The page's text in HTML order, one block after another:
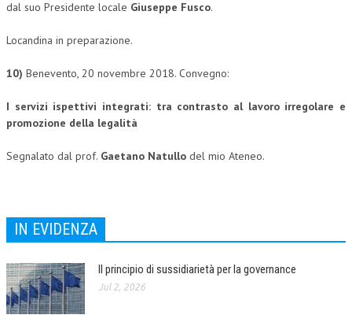
dal suo Presidente locale Giuseppe Fusco.
Locandina in preparazione.
10) Benevento, 20 novembre 2018. Convegno:
I servizi ispettivi integrati: tra contrasto al lavoro irregolare e
promozione della legalità
Segnalato dal prof. Gaetano Natullo del mio Ateneo.
IN EVIDENZA
Il principio di sussidiarietà per la governance
Jul 2, 2026